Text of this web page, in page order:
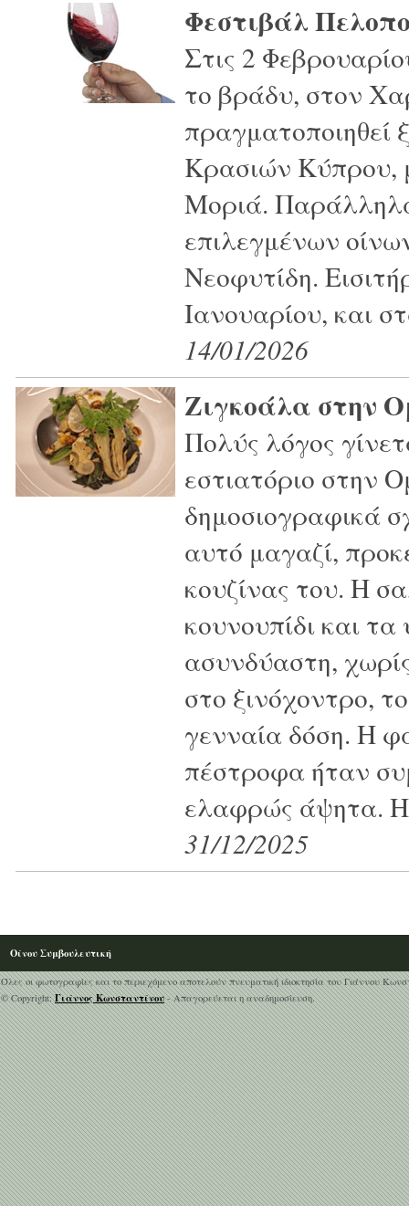
Φεστιβάλ
Στις 2
το βράδυ, στον
Κρασιών Κύπρου,
Μοριά.
επιλεγμένων
Νεοφυτίδη.
Ιανουαρίου, και
14/01/2026
Ζιγκοάλα στην
Πολύς λόγος
εστιατόριο στην
δημοσιογραφικά
αυτό μαγαζί,
κουζίνας του. Η
κουνουπίδι και
ασυνδύαστη,
στο ξινόχοντρο,
γενναία δόση. Η
πέστροφα ήταν
ελαφρώς άψητα.
31/12/2025
Οίνου Συμβουλευτική
Όλες οι φωτογραφίες και το περιεχόμενο αποτελούν πνευματική ιδιοκτησία του Γιάννου
© Copyright:Γιάννος Κωνσταντίνου- Απαγορεύεται η αναδημοσίευση.